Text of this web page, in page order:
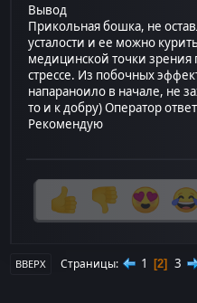
Вывод
Прикольная бошка, не
усталости и ее можно
медицинской точки
стрессе. Из побочных
напараноило в начале, не
то и к добру) Оператор
Рекомендую
ВВЕРХ Страницы 1 2 3